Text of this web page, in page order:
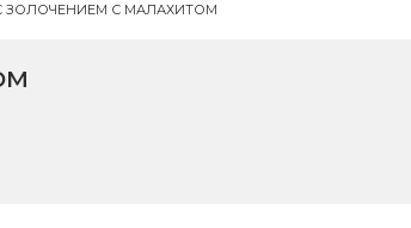
ЗОЛОЧЕНИЕМ С МАЛАХИТОМ